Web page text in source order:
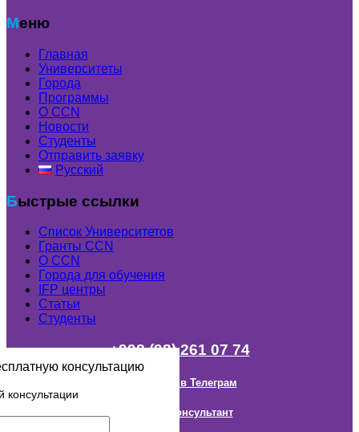
Меню
Главная
Университеты
Города
Программы
О CCN
Новости
Студенты
Отправить заявку
Русский
Быстрые ссылки
Список Университетов
Гранты ССN
О ССN
Города для обучения
IFP центры
Статьи
Студенты
+998 (98) 261 07 74
Наш канал в Телеграм
Онлайн Консультант
консультацию
консультации